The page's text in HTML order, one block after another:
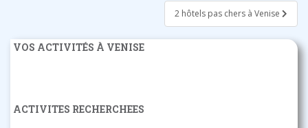
2 hôtels pas chers à Venise
VOS ACTIVITÉS À VENISE
ACTIVITES RECHERCHEES